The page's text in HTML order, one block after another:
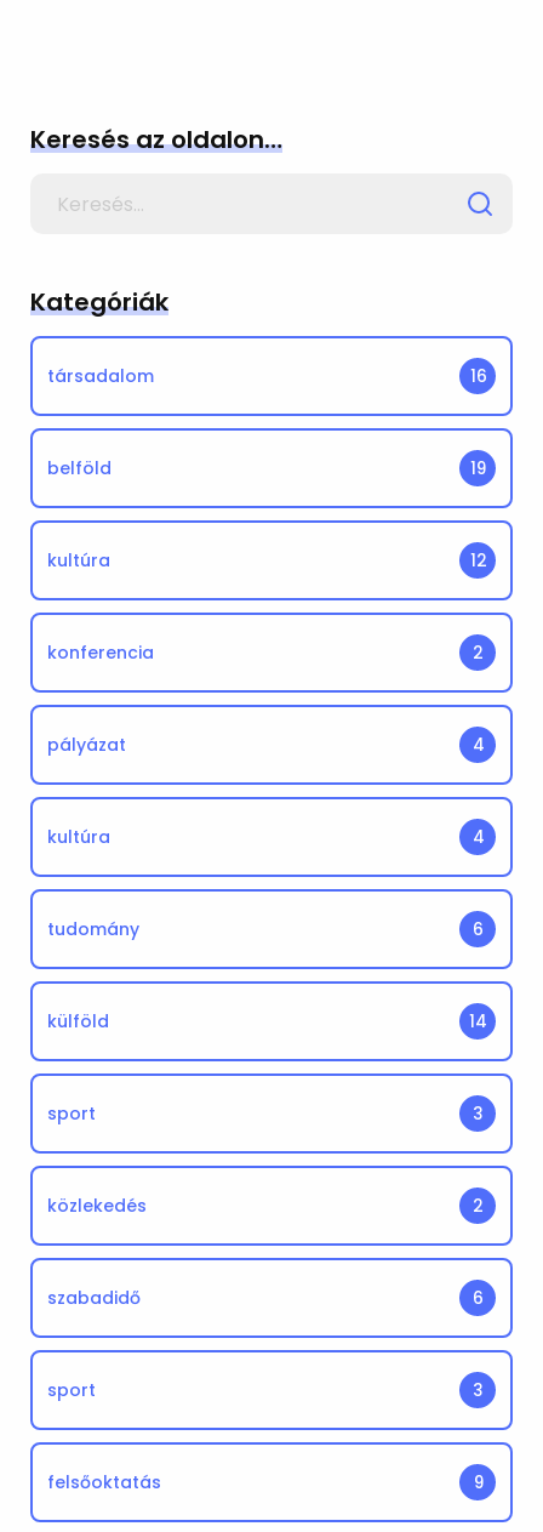
Keresés az oldalon…
Kategóriák
társadalom 16
belföld 19
kultúra 12
konferencia 2
pályázat 4
kultúra 4
tudomány 6
külföld 14
sport 3
közlekedés 2
szabadidő 6
sport 3
felsőoktatás 9